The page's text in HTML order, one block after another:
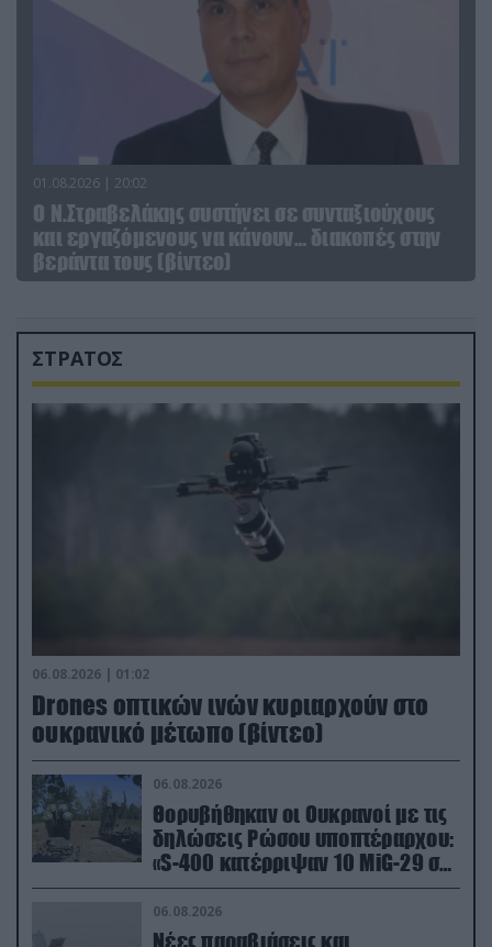
01.08.2026 | 20:02
Ο Ν.Στραβελάκης συστήνει σε συνταξιούχους
και εργαζόμενους να κάνουν… διακοπές στην
βεράντα τους (βίντεο)
ΣΤΡΑΤΟΣ
06.08.2026 | 01:02
Drones οπτικών ινών κυριαρχούν στο
ουκρανικό μέτωπο (βίντεο)
06.08.2026
Θορυβήθηκαν οι Ουκρανοί με τις
δηλώσεις Ρώσου υποπτέραρχου:
«S-400 κατέρριψαν 10 MiG-29 σε
μόλις μια μέρα!»
06.08.2026